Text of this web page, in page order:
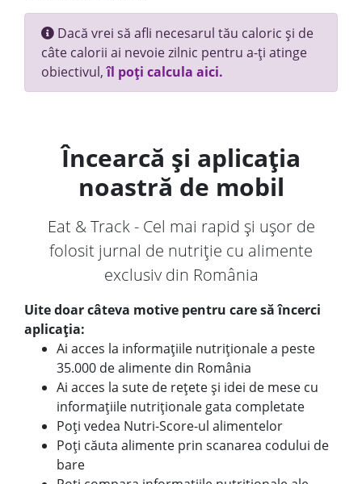
Dacă vrei să afli necesarul tău caloric și de
câte calorii ai nevoie zilnic pentru a-ți atinge
obiectivul,îl poți calcula aici.
Încearcă și aplicația
noastră de mobil
Eat & Track - Cel mai rapid și ușor de
folosit jurnal de nutriție cu alimente
exclusiv din România
Uite doar câteva motive pentru care să încerci
aplicația:
Ai acces la informațiile nutriționale a peste
35.000 de alimente din România
Ai acces la sute de rețete și idei de mese cu
informațiile nutriționale gata completate
Poți vedea Nutri-Score-ul alimentelor
Poți căuta alimente prin scanarea codului de
bare